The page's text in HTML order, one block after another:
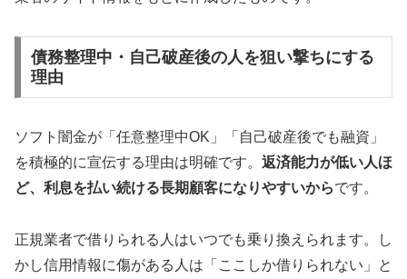
債務整理中・自己破産後の人を狙い撃ちにする
理由
ソフト闇金が「任意整理中OK」「自己破産後でも融資」
を積極的に宣伝する理由は明確です。 返済能力が低い人ほ
ど、利息を払い続ける長期顧客になりやすいからです。
正規業者で借りられる人はいつでも乗り換えられます。し
かし信用情報に傷がある人は「ここしか借りられない」と